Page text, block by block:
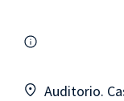
Auditorio.